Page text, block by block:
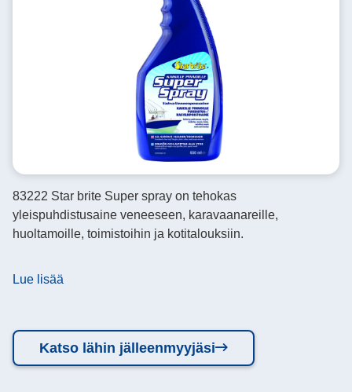
83222 Star brite Super spray on tehokas
yleispuhdistusaine veneeseen, karavaanareille,
huoltamoille, toimistoihin ja kotitalouksiin.
Lue lisää
Katso lähin jälleenmyyjäsi